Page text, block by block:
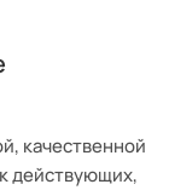
качественной
действующих,